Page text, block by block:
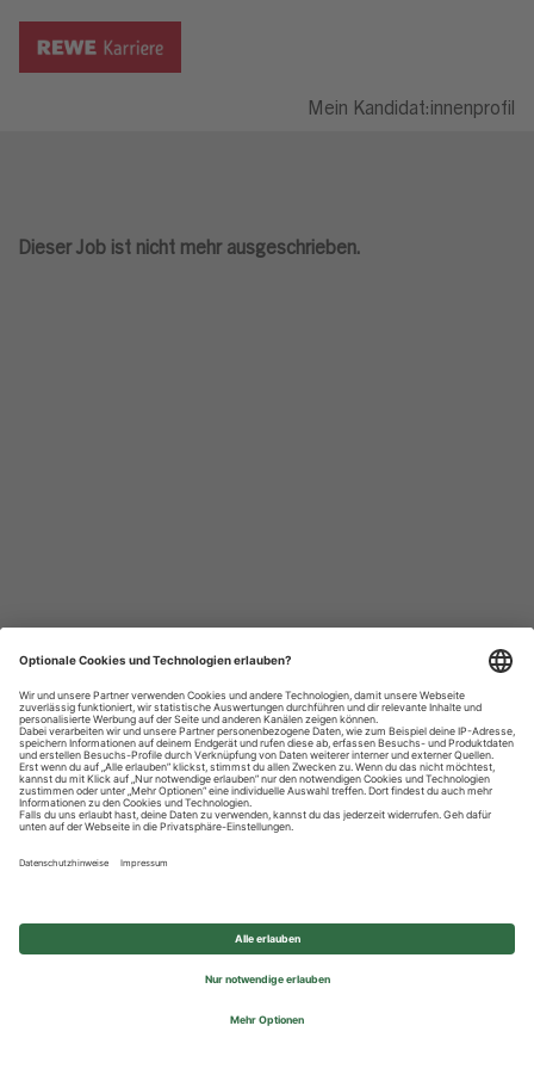
Mein Kandidat:innenprofil
Dieser Job ist nicht mehr ausgeschrieben.
Datenschutzhinweise
Impressum
Privatsphäre-Einstellungen
© 2026 REWE Group - All rights reserved